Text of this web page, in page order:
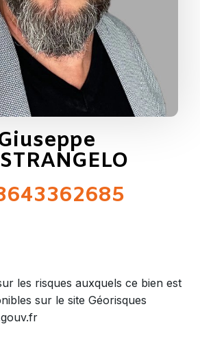
les risques auxquels ce bien est
sur le site Géorisques